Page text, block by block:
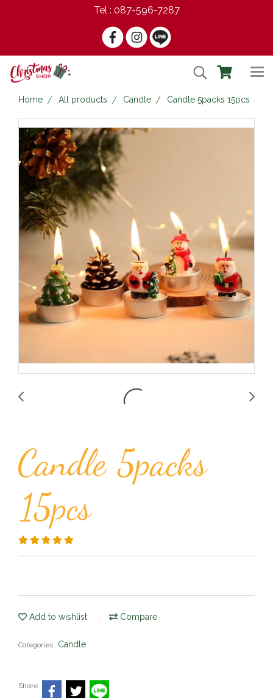
Tel : 087-596-7287
Home All products Candle Candle 5packs 15pcs
Candle 5packs
15pcs
Add to wishlist Compare
Categories : Candle
Share